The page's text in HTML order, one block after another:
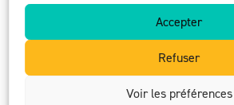
Accepter
Refuser
Voir les préférences
Harmony
RESPONSABLE DE
e-mail